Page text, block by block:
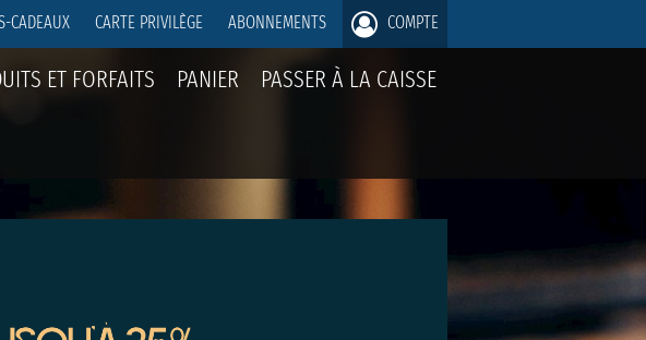
CADEAUX CARTE PRIVILÈGE ABONNEMENTS COMPTE
ET FORFAITS PANIER PASSER À LA CAISSE